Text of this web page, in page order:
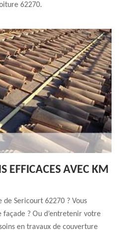
62270.
EFFICACES AVEC KM
de Sericourt 62270 ? Vous
? Ou d’entretenir votre
en travaux de couverture